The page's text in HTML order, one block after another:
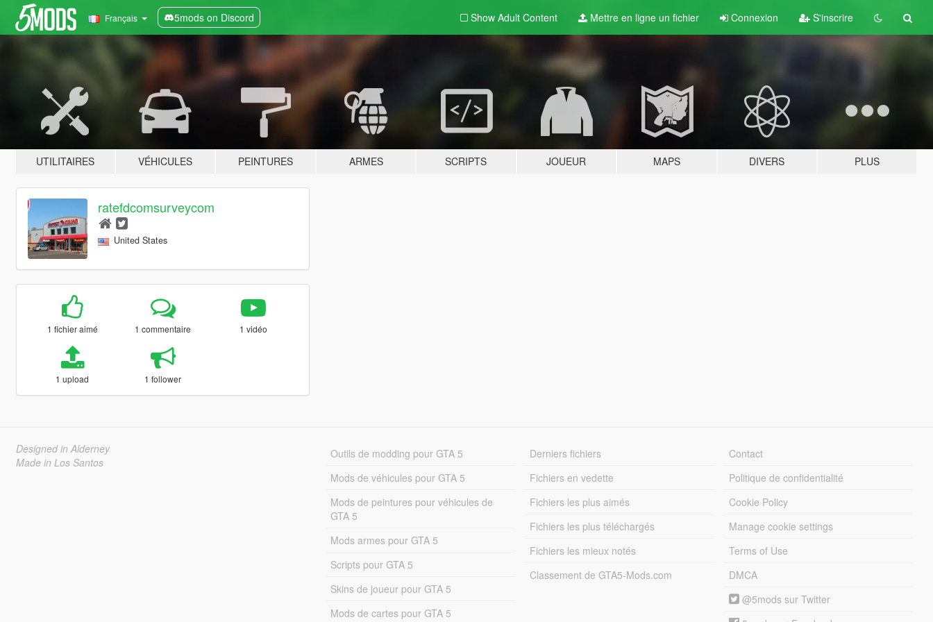
Français 5mods on Discord Show Adult Content Mettre en ligne un fichier Connexion S'inscrire
UTILITAIRES VÉHICULES PEINTURES ARMES SCRIPTS JOUEUR MAPS DIVERS PLUS
ratefdcomsurveycom
United States
1 fichier aimé 1 commentaire 1 vidéo
1 upload 1 follower
Designed in Alderney
Made in Los Santos
Outils de modding pour GTA 5
Mods de véhicules pour GTA 5
Mods de peintures pour véhicules de
GTA 5
Mods armes pour GTA 5
Scripts pour GTA 5
Skins de joueur pour GTA 5
Mods de cartes pour GTA 5
Derniers fichiers
Fichiers en vedette
Fichiers les plus aimés
Fichiers les plus téléchargés
Fichiers les mieux notés
Classement de GTA5-Mods.com
Contact
Politique de confidentialité
Cookie Policy
Manage cookie settings
Terms of Use
DMCA
@5mods sur Twitter